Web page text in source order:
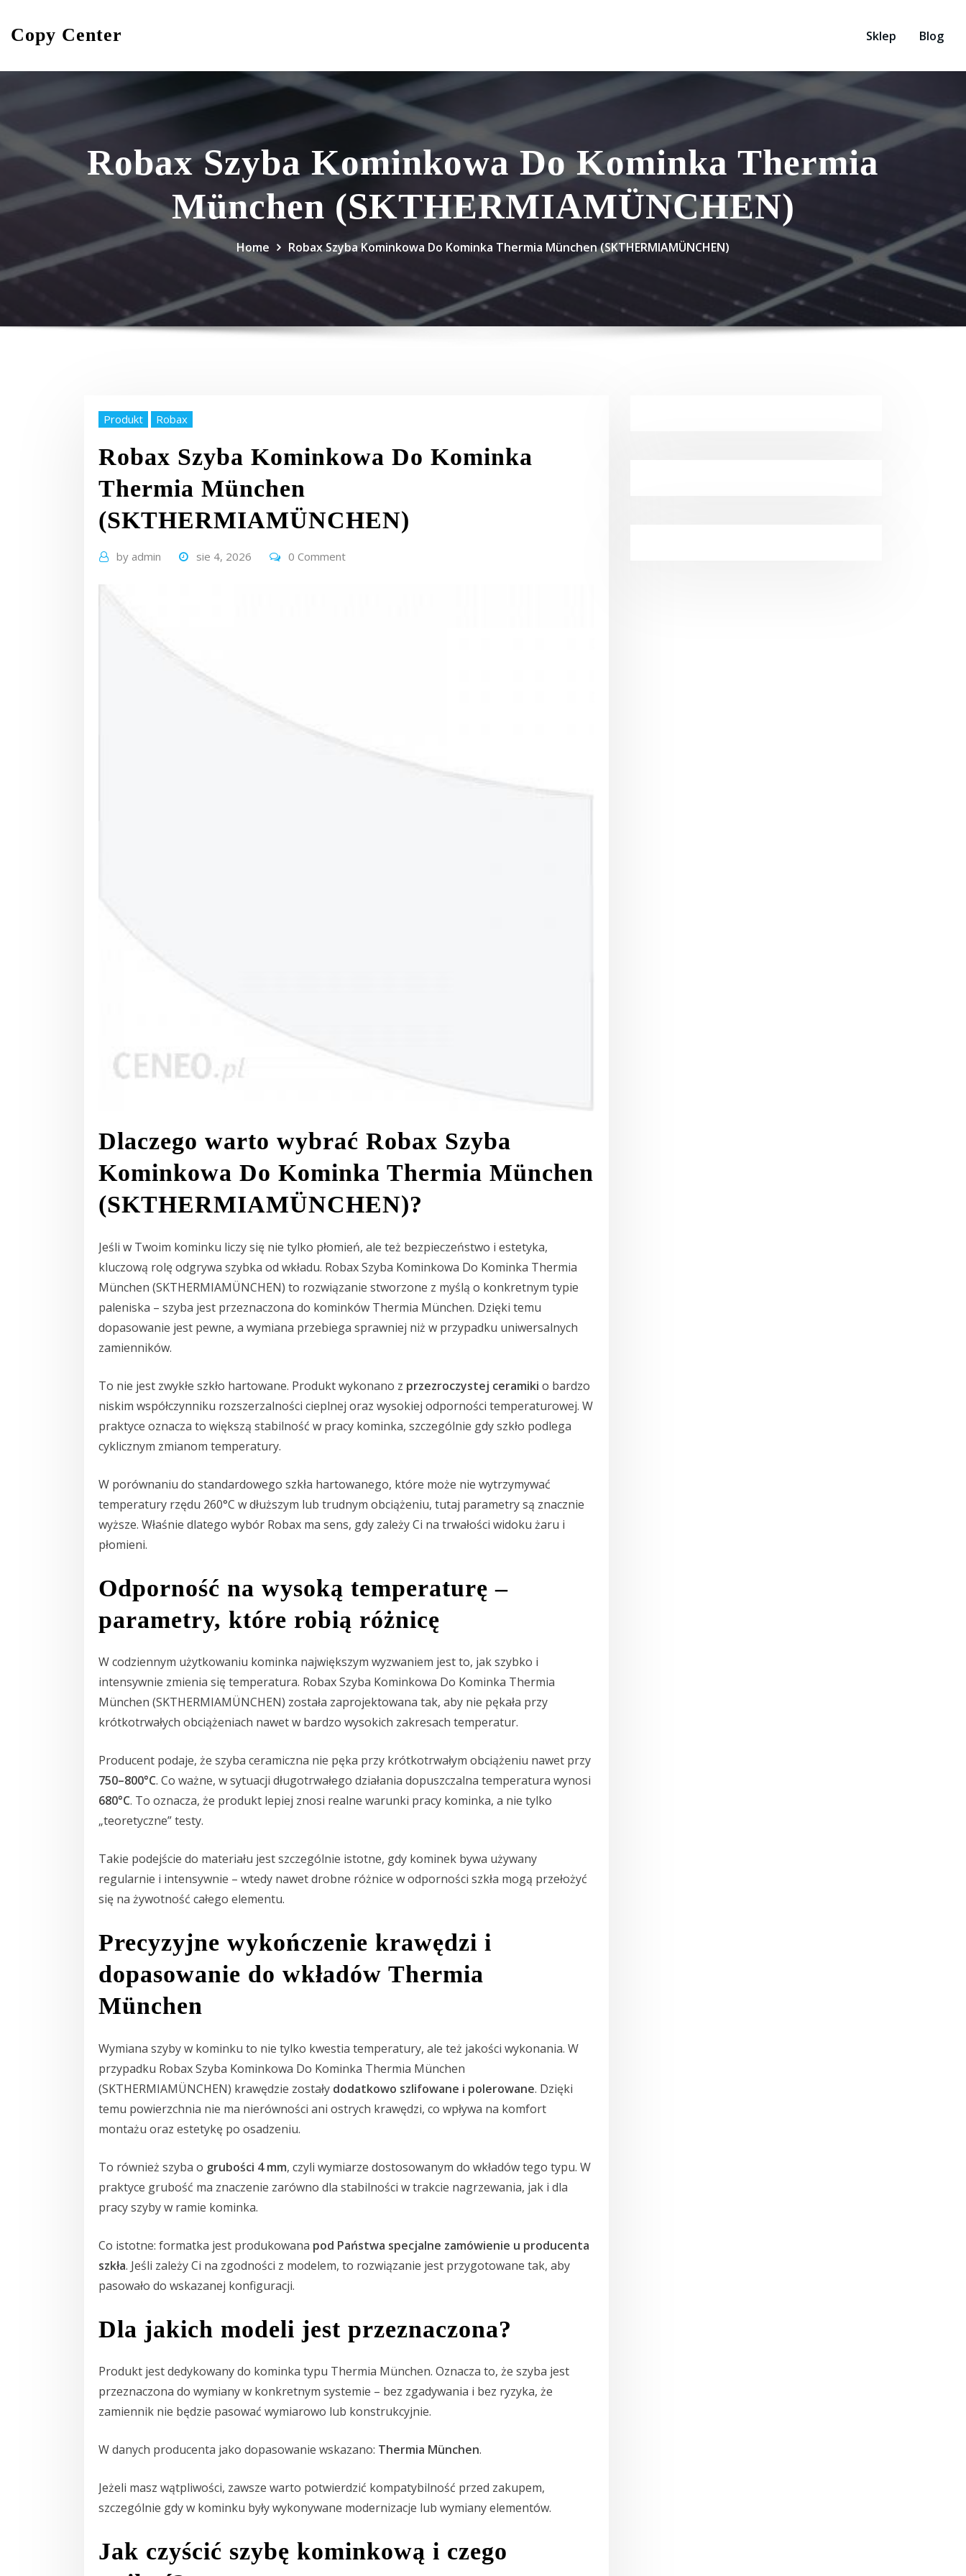
content
Copy Center Sklep Blog
Robax Szyba Kominkowa Do Kominka Thermia
München (SKTHERMIAMÜNCHEN)
Home Robax Szyba Kominkowa Do Kominka Thermia München (SKTHERMIAMÜNCHEN)
Produkt Robax
Robax Szyba Kominkowa Do Kominka
Thermia München
(SKTHERMIAMÜNCHEN)
by admin sie 4, 2026 0 Comment
Dlaczego warto wybrać Robax Szyba
Kominkowa Do Kominka Thermia München
(SKTHERMIAMÜNCHEN)?
Jeśli w Twoim kominku liczy się nie tylko płomień, ale też bezpieczeństwo i estetyka,
kluczową rolę odgrywa szybka od wkładu. Robax Szyba Kominkowa Do Kominka Thermia
München (SKTHERMIAMÜNCHEN) to rozwiązanie stworzone z myślą o konkretnym typie
paleniska – szyba jest przeznaczona do kominków Thermia München. Dzięki temu
dopasowanie jest pewne, a wymiana przebiega sprawniej niż w przypadku uniwersalnych
zamienników.
To nie jest zwykłe szkło hartowane. Produkt wykonano z przezroczystej ceramiki o bardzo
niskim współczynniku rozszerzalności cieplnej oraz wysokiej odporności temperaturowej. W
praktyce oznacza to większą stabilność w pracy kominka, szczególnie gdy szkło podlega
cyklicznym zmianom temperatury.
W porównaniu do standardowego szkła hartowanego, które może nie wytrzymywać
temperatury rzędu 260°C w dłuższym lub trudnym obciążeniu, tutaj parametry są znacznie
wyższe. Właśnie dlatego wybór Robax ma sens, gdy zależy Ci na trwałości widoku żaru i
płomieni.
Odporność na wysoką temperaturę –
parametry, które robią różnicę
W codziennym użytkowaniu kominka największym wyzwaniem jest to, jak szybko i
intensywnie zmienia się temperatura. Robax Szyba Kominkowa Do Kominka Thermia
München (SKTHERMIAMÜNCHEN) została zaprojektowana tak, aby nie pękała przy
krótkotrwałych obciążeniach nawet w bardzo wysokich zakresach temperatur.
Producent podaje, że szyba ceramiczna nie pęka przy krótkotrwałym obciążeniu nawet przy
750–800°C. Co ważne, w sytuacji długotrwałego działania dopuszczalna temperatura wynosi
680°C. To oznacza, że produkt lepiej znosi realne warunki pracy kominka, a nie tylko
„teoretyczne” testy.
Takie podejście do materiału jest szczególnie istotne, gdy kominek bywa używany
regularnie i intensywnie – wtedy nawet drobne różnice w odporności szkła mogą przełożyć
się na żywotność całego elementu.
Precyzyjne wykończenie krawędzi i
dopasowanie do wkładów Thermia
München
Wymiana szyby w kominku to nie tylko kwestia temperatury, ale też jakości wykonania. W
przypadku Robax Szyba Kominkowa Do Kominka Thermia München
(SKTHERMIAMÜNCHEN) krawędzie zostały dodatkowo szlifowane i polerowane. Dzięki
temu powierzchnia nie ma nierówności ani ostrych krawędzi, co wpływa na komfort
montażu oraz estetykę po osadzeniu.
To również szyba o grubości 4 mm, czyli wymiarze dostosowanym do wkładów tego typu. W
praktyce grubość ma znaczenie zarówno dla stabilności w trakcie nagrzewania, jak i dla
pracy szyby w ramie kominka.
Co istotne: formatka jest produkowana pod Państwa specjalne zamówienie u producenta
szkła. Jeśli zależy Ci na zgodności z modelem, to rozwiązanie jest przygotowane tak, aby
pasowało do wskazanej konfiguracji.
Dla jakich modeli jest przeznaczona?
Produkt jest dedykowany do kominka typu Thermia München. Oznacza to, że szyba jest
przeznaczona do wymiany w konkretnym systemie – bez zgadywania i bez ryzyka, że
zamiennik nie będzie pasować wymiarowo lub konstrukcyjnie.
W danych producenta jako dopasowanie wskazano: Thermia München.
Jeżeli masz wątpliwości, zawsze warto potwierdzić kompatybilność przed zakupem,
szczególnie gdy w kominku były wykonywane modernizacje lub wymiany elementów.
Jak czyścić szybę kominkową i czego